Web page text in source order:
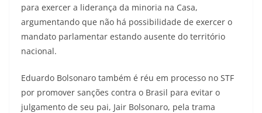
para exercer a liderança da minoria na Casa,
argumentando que não há possibilidade de exercer o
mandato parlamentar estando ausente do território
nacional.
Eduardo Bolsonaro também é réu em processo no STF
por promover sanções contra o Brasil para evitar o
julgamento de seu pai, Jair Bolsonaro, pela trama